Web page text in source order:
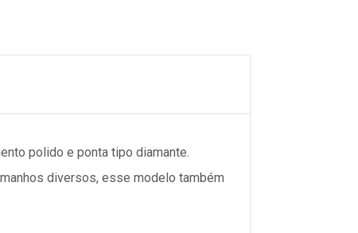
polido e ponta tipo diamante.
diversos, esse modelo também